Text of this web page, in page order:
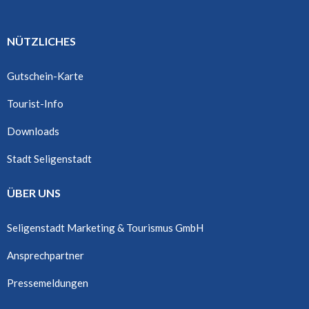
NÜTZLICHES
Gutschein-Karte
Tourist-Info
Downloads
Stadt Seligenstadt
ÜBER UNS
Seligenstadt Marketing & Tourismus GmbH
Ansprechpartner
Pressemeldungen